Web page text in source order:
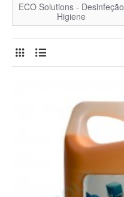
ECO Solutions - Desinfeção
Higiene